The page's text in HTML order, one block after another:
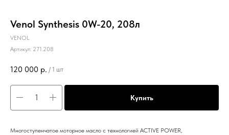
Venol Synthesis 0W-20, 208л
VENOL
Артикул: 271.208
120 000 р. / 1 шт
Купить
Многоступенчатое моторное масло с технологией ACTIVE POWER,